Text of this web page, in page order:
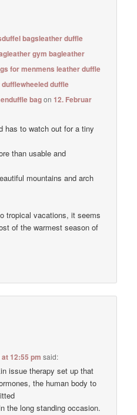
bagsleather duffle
gym bagleather
for menmens leather duffle
duffle
bagon12. Februar
has to watch out for a tiny
than usable and
mountains and arch
tropical vacations, it seems
of the warmest season of
12:55 pm said:
issue therapy set up that
the human body to
the long standing occasion.